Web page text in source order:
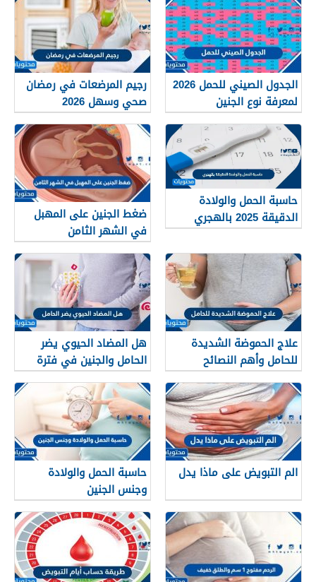
الجدول الصيني للحمل 2026
لمعرفة نوع الجنين
رجيم المرضعات في رمضان
صحي وسهل 2026
حاسبة الحمل والولادة
الدقيقة 2025 بالهجري
ضغط الجنين على المهبل
في الشهر الثامن
علاج الحموضة الشديدة
للحامل وأهم النصائح
للسيطرة على حموضة
المعدة
هل المضاد الحيوي يضر
الحامل والجنين في فترة
الحمل
الم التبويض على ماذا يدل
حاسبة الحمل والولادة
وجنس الجنين